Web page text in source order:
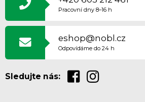
T
Pracovní dny 8–16 h
eshop@nobl.cz
Odpovídáme do 24 h
Sledujte nás: